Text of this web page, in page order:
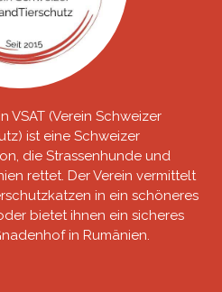
VSAT (Verein Schweizer
ist eine Schweizer
die Strassenhunde und
rettet. Der Verein vermittelt
in ein schöneres
bietet ihnen ein sicheres
in Rumänien.